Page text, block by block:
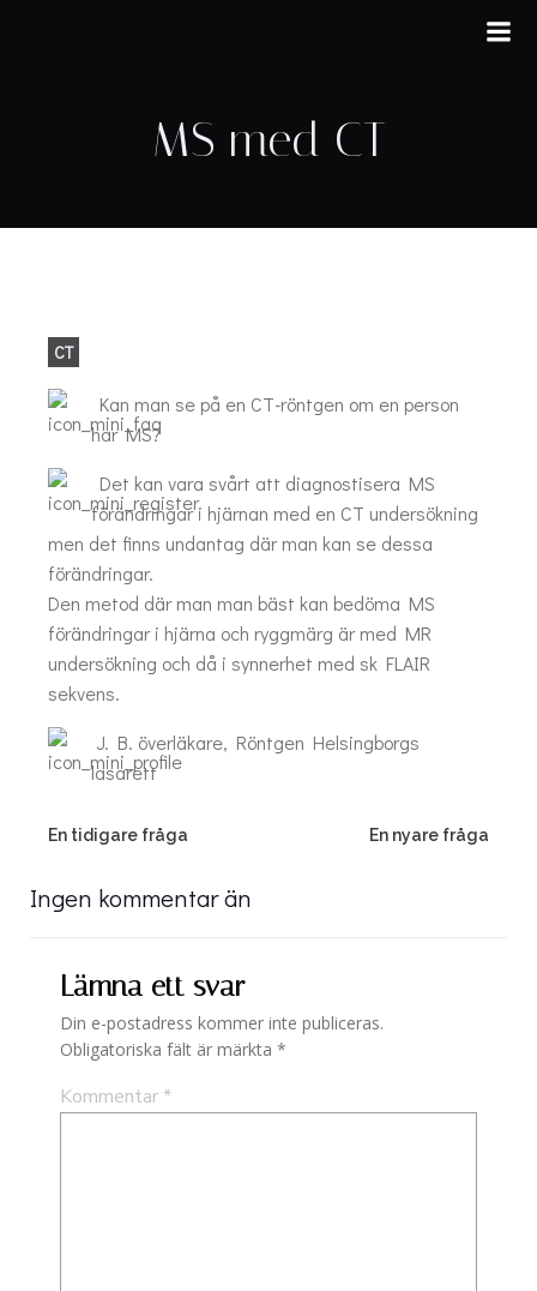
MS med CT
CT
Kan man se på en CT-röntgen om en person
har MS?
Det kan vara svårt att diagnostisera MS
förändringar i hjärnan med en CT undersökning
men det finns undantag där man kan se dessa
förändringar.
Den metod där man man bäst kan bedöma MS
förändringar i hjärna och ryggmärg är med MR
undersökning och då i synnerhet med sk FLAIR
sekvens.
J. B. överläkare, Röntgen Helsingborgs
lasarett
Post
navigation
En tidigare fråga
PostEn nyare fråga
Ingen kommentar än
Lämna ett svar
Din e-postadress kommer inte publiceras.
Obligatoriska fält är märkta *
Kommentar*